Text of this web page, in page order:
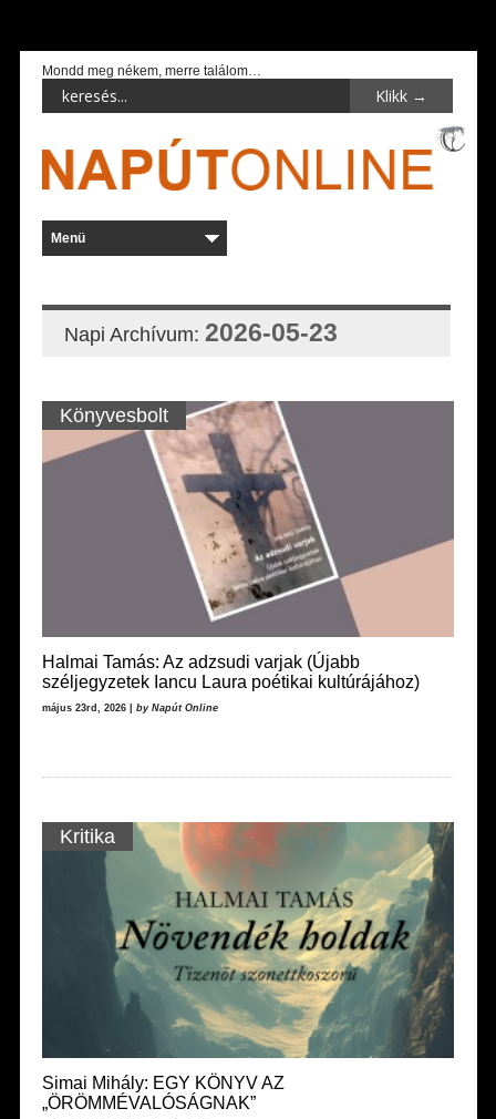
Mondd meg nékem, merre találom…
Napi Archívum: 2026-05-23
Könyvesbolt
Halmai Tamás: Az adzsudi varjak (Újabb
széljegyzetek Iancu Laura poétikai kultúrájához)
május 23rd, 2026 | by Napút Online
Kritika
Simai Mihály: EGY KÖNYV AZ
„ÖRÖMMÉVALÓSÁGNAK”